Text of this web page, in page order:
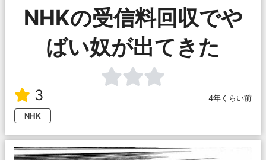
NHKの受信料回収でや
ばい奴が出てきた
3
4年くらい前
NHK